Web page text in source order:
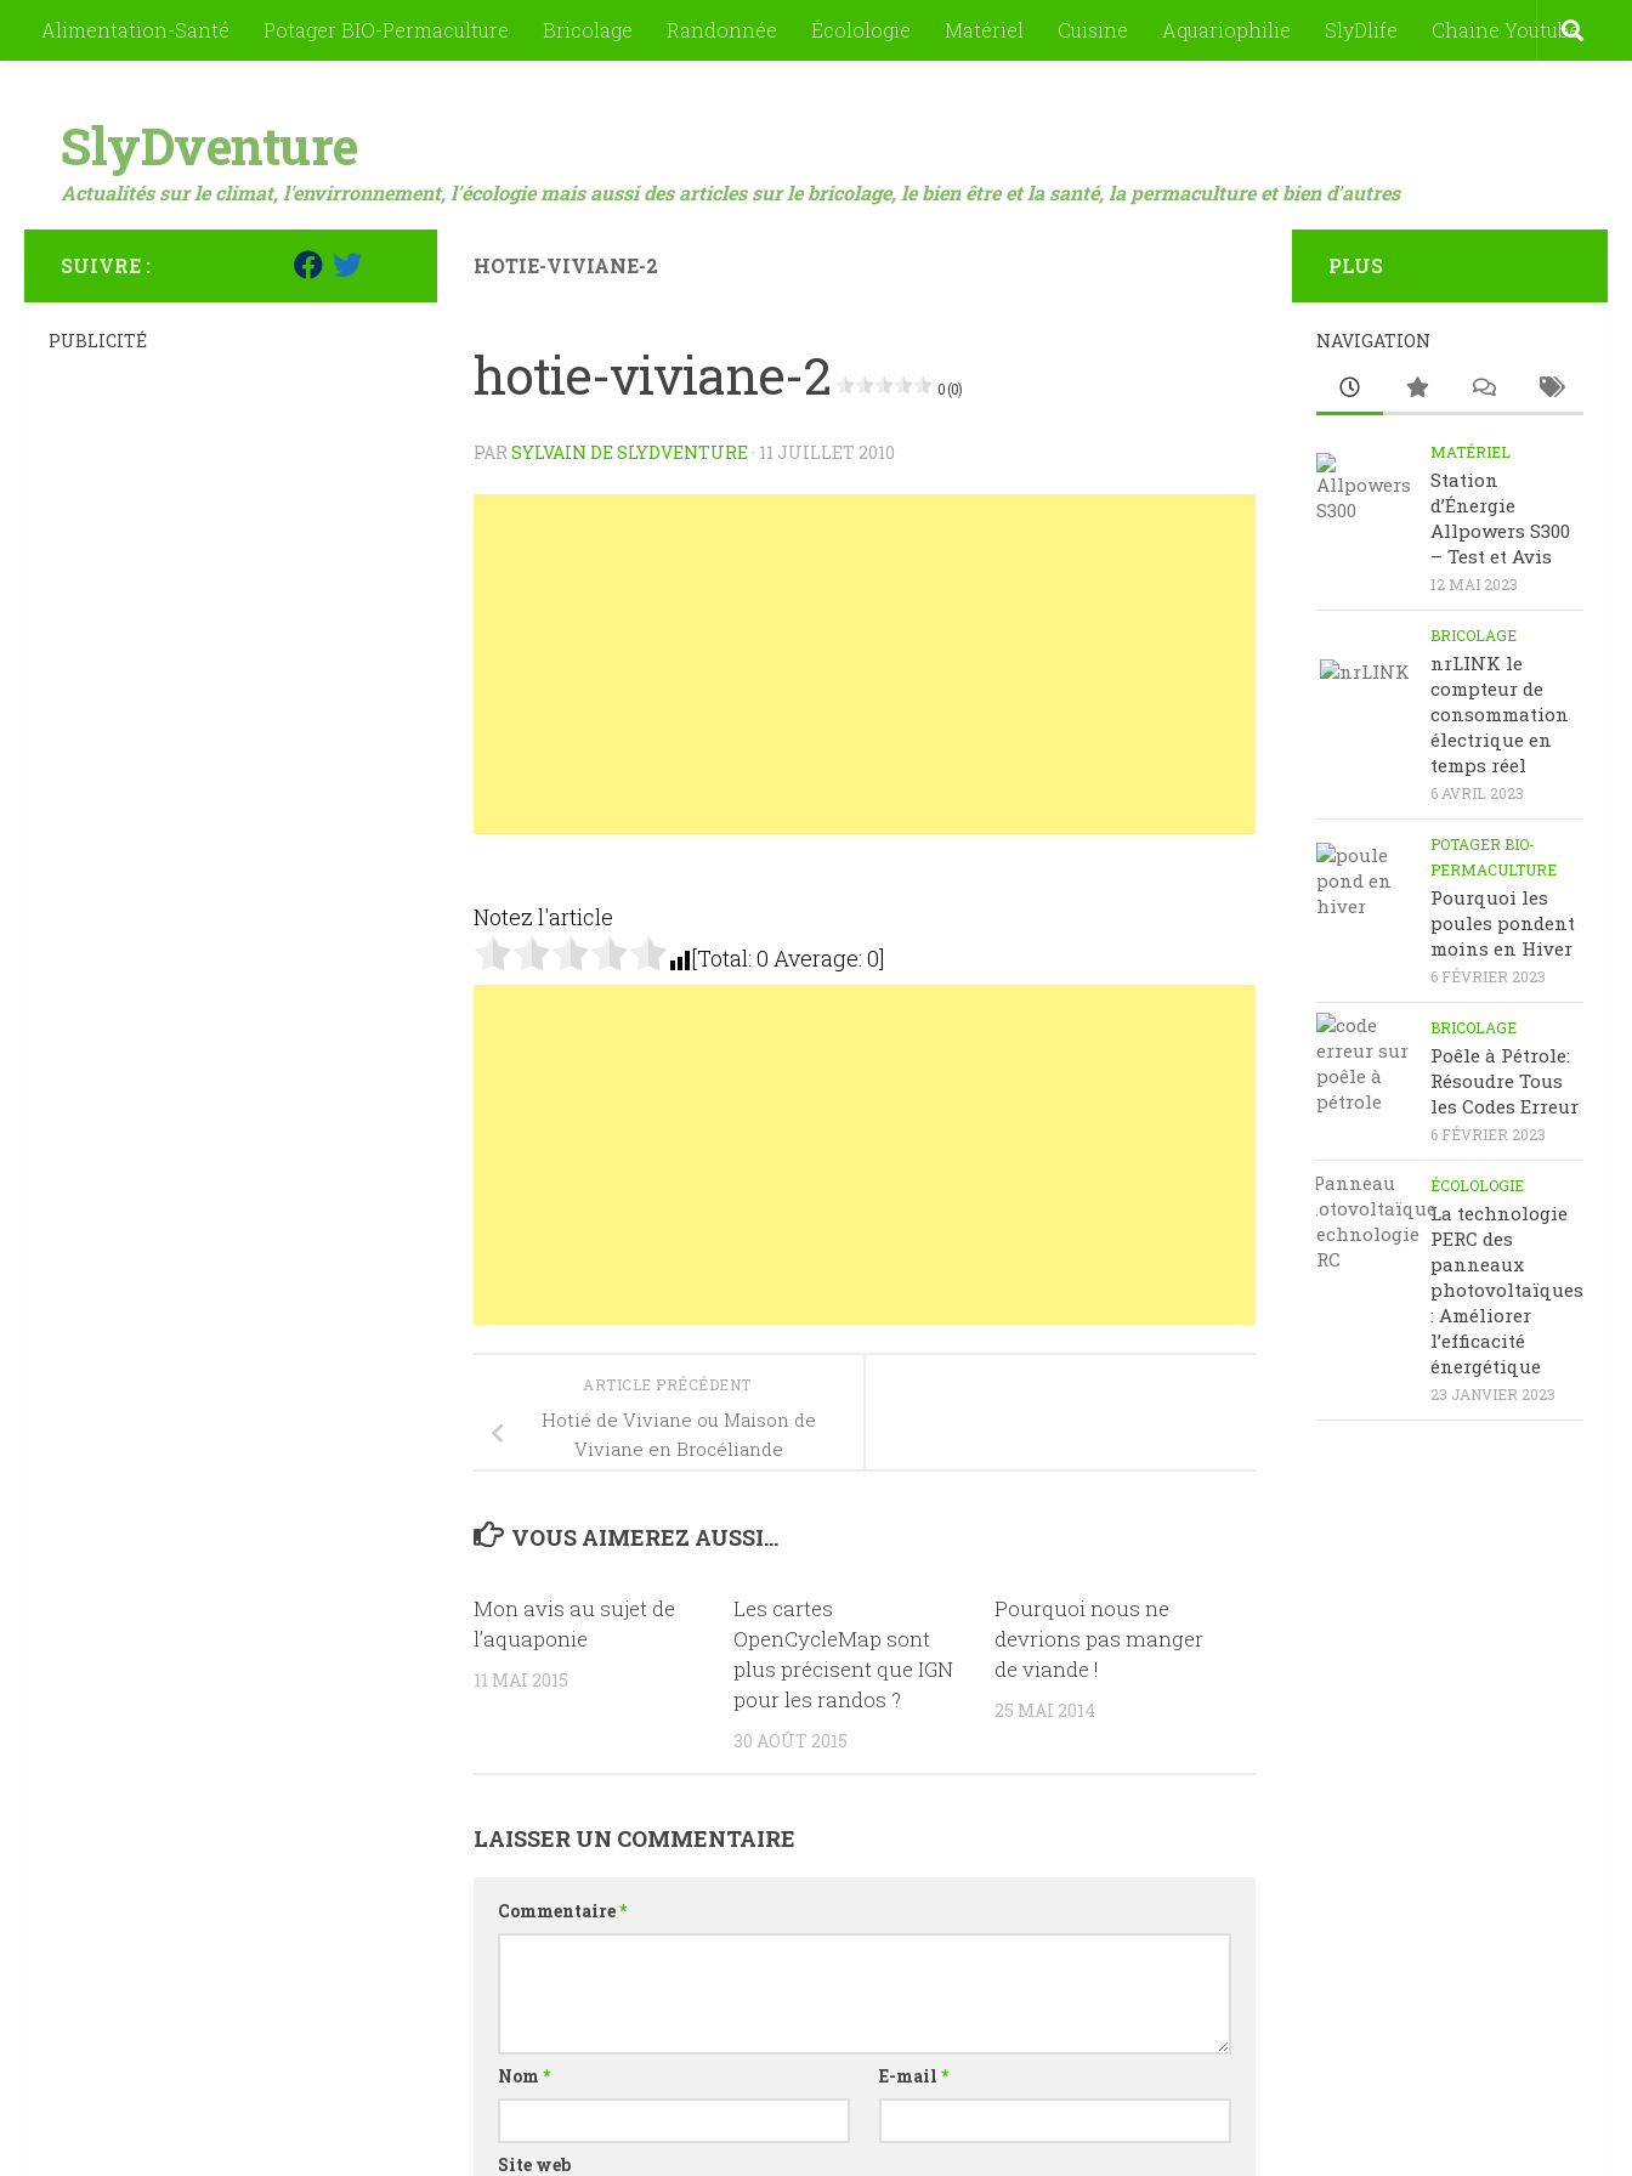
Skip to content
Alimentation-Santé Potager BIO-Permaculture Bricolage Randonnée Écolologie Matériel Cuisine Aquariophilie SlyDlife Chaine Youtube
SlyDventure
Actualités sur le climat, l'envirronnement, l'écologie mais aussi des articles sur le bricolage, le bien être et la santé, la permaculture et bien d'autres
HOTIE-VIVIANE-2
hotie-viviane-2 0 (0)
PARSYLVAIN DE SLYDVENTURE · 11 JUILLET 2010
Notez l'article
[Total: 0 Average: 0]
ARTICLE PRÉCÉDENT
Hotié de Viviane ou Maison de
Viviane en Brocéliande
VOUS AIMEREZ AUSSI...
Mon avis au sujet de
l’aquaponie
11 MAI 2015
Les cartes
OpenCycleMap sont
plus précisent que IGN
pour les randos ?
30 AOÛT 2015
Pourquoi nous ne
devrions pas manger
de viande !
25 MAI 2014
LAISSER UN COMMENTAIRE
Commentaire*
Nom * E-mail*
Site web
SUIVRE :
PUBLICITÉ
PLUS
NAVIGATION
MATÉRIEL
Station
d’Énergie
Allpowers S300
– Test et Avis
12 MAI 2023
BRICOLAGE
nrLINK le
compteur de
consommation
électrique en
temps réel
6 AVRIL 2023
POTAGER BIO-
PERMACULTURE
Pourquoi les
poules pondent
moins en Hiver
6 FÉVRIER 2023
BRICOLAGE
Poêle à Pétrole:
Résoudre Tous
les Codes Erreur
6 FÉVRIER 2023
ÉCOLOLOGIE
La technologie
PERC des
panneaux
photovoltaïques
: Améliorer
l’efficacité
énergétique
23 JANVIER 2023